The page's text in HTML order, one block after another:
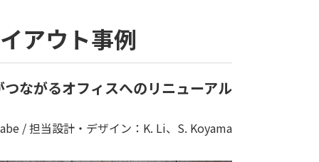
アウト事例
ながるオフィスへのリニューアル
/ 担当設計・デザイン：K. Li、S. Koyama